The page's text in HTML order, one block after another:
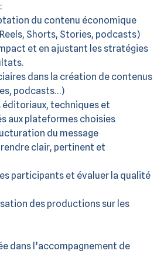
du contenu économique
Shorts, Stories, podcasts)
et en ajustant les stratégies
dans la création de contenus
podcasts…)
éditoriaux, techniques et
aux plateformes choisies
du message
clair, pertinent et
participants et évaluer la qualité
des productions sur les
dans l’accompagnement de